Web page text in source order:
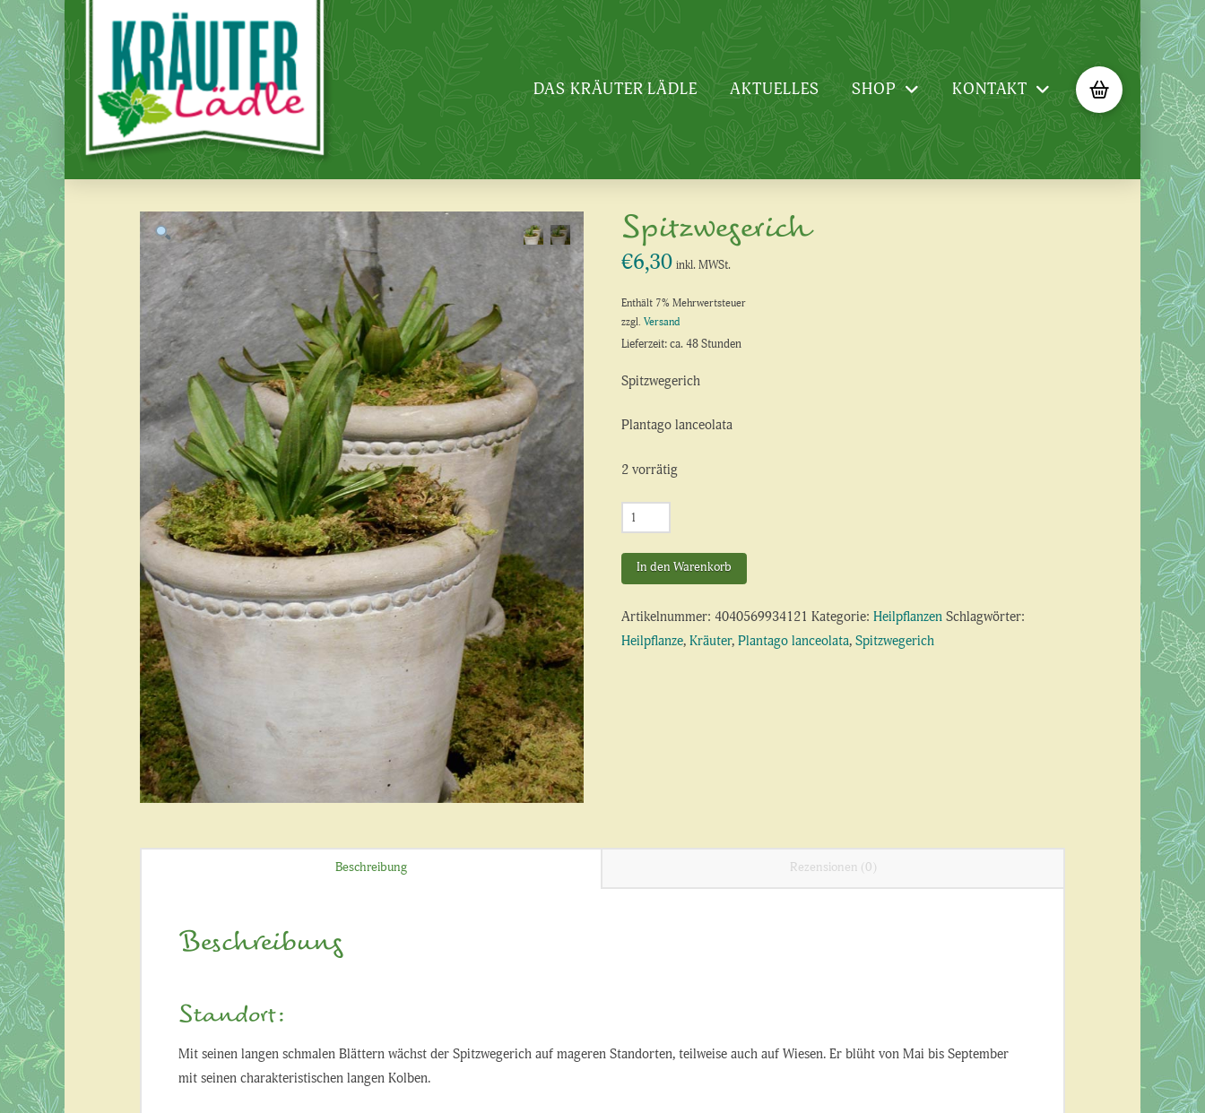
DAS KRÄUTER LÄDLE AKTUELLES SHOP KONTAKT
Spitzwegerich
€6,30 inkl. MWSt.
Enthält 7% Mehrwertsteuer
zzgl. Versand
Lieferzeit: ca. 48 Stunden
Spitzwegerich
Plantago lanceolata
2 vorrätig
Spitzwegerich
In den Warenkorb
Artikelnummer: 4040569934121 Kategorie: Heilpflanzen Schlagwörter:
Heilpflanze, Kräuter, Plantago lanceolata, Spitzwegerich
Beschreibung Rezensionen (0)
Beschreibung
Standort:
Mit seinen langen schmalen Blättern wächst der Spitzwegerich auf mageren Standorten, teilweise auch auf Wiesen. Er blüht von Mai bis September
mit seinen charakteristischen langen Kolben.